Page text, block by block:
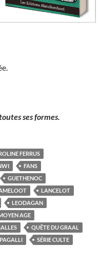
ses formes.
FERRUS
FANS
GUETHENOC
LANCELOT
LEODAGAN
AGE
QUÊTE DU GRAAL
SÉRIE CULTE